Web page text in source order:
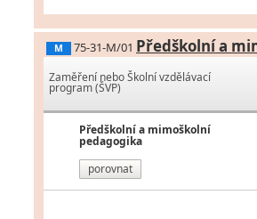
M 75-31-M/01 Předškolní a
Zaměření nebo Školní vzdělávací
program (ŠVP)
Předškolní a mimoškolní
pedagogika
porovnat